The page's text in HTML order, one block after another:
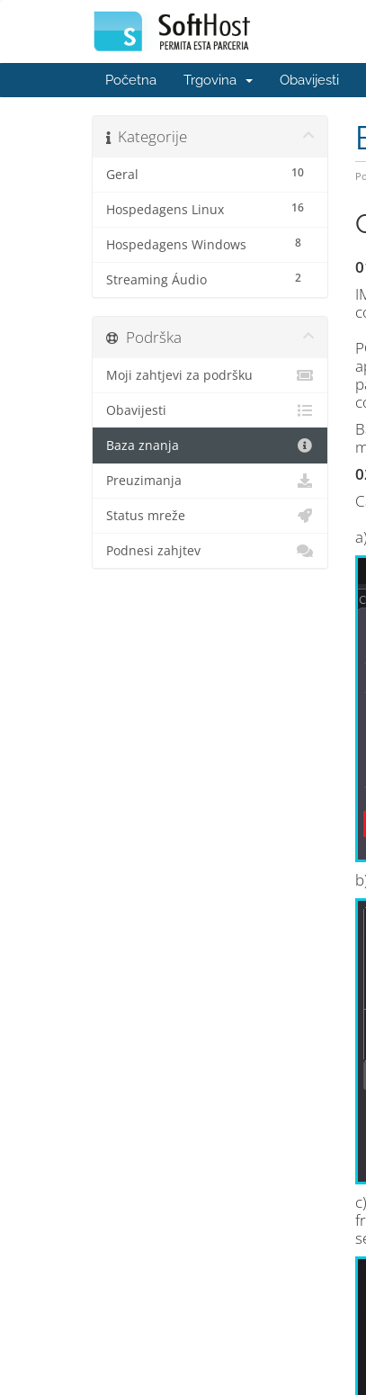
Početna Trgovina Obavijesti
Kategorije
10
Geral
16
Hospedagens Linux
8
Hospedagens Windows
2
Streaming Áudio
Podrška
Moji zahtjevi za podršku
Obavijesti
Baza znanja
Preuzimanja
Status mreže
Podnesi zahjtev